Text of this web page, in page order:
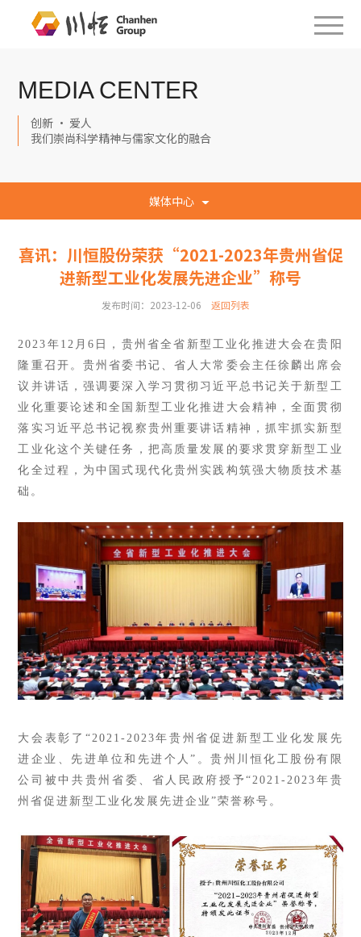
MEDIA CENTER
创新 · 爱人
我们崇尚科学精神与儒家文化的融合
媒体中心
喜讯：川恒股份荣获“2021-2023年贵州省促
进新型工业化发展先进企业”称号
发布时间：2023-12-06 返回列表
2023年12月6日，贵州省全省新型工业化推进大会在贵阳
隆重召开。贵州省委书记、省人大常委会主任徐麟出席会
议并讲话，强调要深入学习贯彻习近平总书记关于新型工
业化重要论述和全国新型工业化推进大会精神，全面贯彻
落实习近平总书记视察贵州重要讲话精神，抓牢抓实新型
工业化这个关键任务，把高质量发展的要求贯穿新型工业
化全过程，为中国式现代化贵州实践构筑强大物质技术基
础。
大会表彰了“2021-2023年贵州省促进新型工业化发展先
进企业、先进单位和先进个人”。贵州川恒化工股份有限
公司被中共贵州省委、省人民政府授予“2021-2023年贵
州省促进新型工业化发展先进企业”荣誉称号。